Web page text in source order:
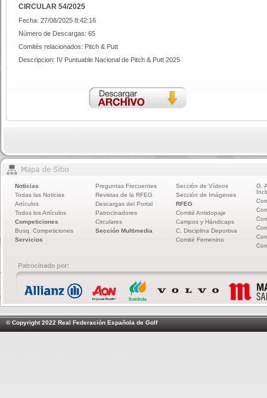
CIRCULAR 54/2025
Fecha: 27/08/2025 8:42:16
Número de Descargas: 65
Comités relacionados: Pitch & Putt
Descripcion: IV Puntuable Nacional de Pitch & Putt 2025
Noticias
Todas las Noticias
Artículos
Todos los Artículos
Competiciones
Busq. Competiciones
Servicios
Preguntas Frecuentes
Revistas de la RFEG
Descargas del Portal
Patrocinadores
Circulares
Sección Multimedia
Sección de Vídeos
Sección de Imágenes
RFEG
Comité Antidopaje
Campos y Hándicaps
C. Disciplina Deportiva
Comité Femenino
G.
© Copyright 2022 Real Federación Española de Golf